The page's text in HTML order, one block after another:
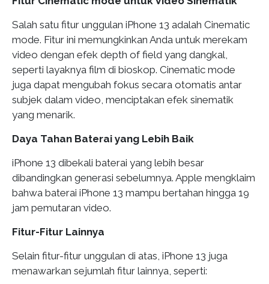
Salah satu fitur unggulan iPhone 13 adalah Cinematic
mode. Fitur ini memungkinkan Anda untuk merekam
video dengan efek depth of field yang dangkal,
seperti layaknya film di bioskop. Cinematic mode
juga dapat mengubah fokus secara otomatis antar
subjek dalam video, menciptakan efek sinematik
yang menarik.
Daya Tahan Baterai yang Lebih Baik
iPhone 13 dibekali baterai yang lebih besar
dibandingkan generasi sebelumnya. Apple mengklaim
bahwa baterai iPhone 13 mampu bertahan hingga 19
jam pemutaran video.
Fitur-Fitur Lainnya
Selain fitur-fitur unggulan di atas, iPhone 13 juga
menawarkan sejumlah fitur lainnya, seperti: